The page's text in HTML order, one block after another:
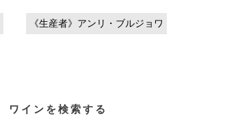
《生産者》アンリ・ブルジョワ
ワインを検索する